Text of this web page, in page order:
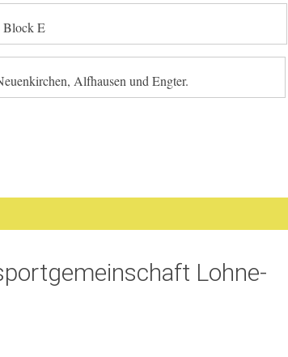
Block E
Alfhausen und Engter.
Lohne-